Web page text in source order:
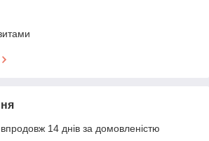
14 днів за домовленістю